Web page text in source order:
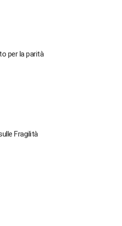
per la parità
Fragilità